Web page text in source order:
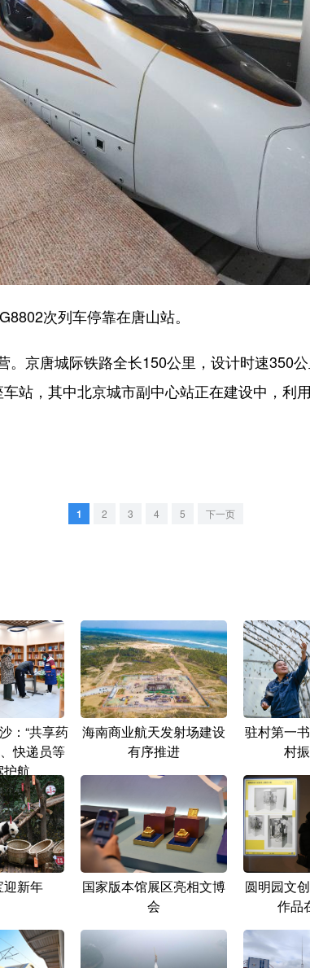
次列车停靠在唐山站。
唐城际铁路全长150公里，设计时速350公
站，其中北京城市副中心站正在建设中，利
1 2 3 4 5 下一页
：“共享药
快递员等
护航
海南商业航天发射场建设
有序推进
驻村第一
村
迎新年
国家版本馆展区亮相文博
会
圆明园文
作品